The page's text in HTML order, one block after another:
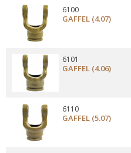
GAFFEL (4.07)
6100
GAFFEL (4.06)
6101
GAFFEL (5.07)
6110